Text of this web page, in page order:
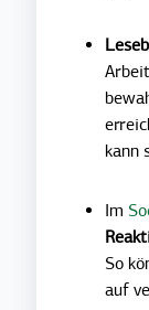
kann
Im
So
auf